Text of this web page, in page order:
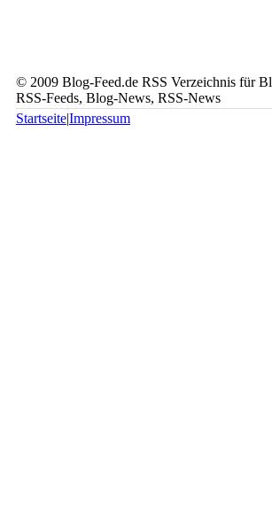
© 2009 Blog-Feed.de RSS Verzeichnis für
RSS-Feeds, Blog-News, RSS-News
Startseite|Impressum